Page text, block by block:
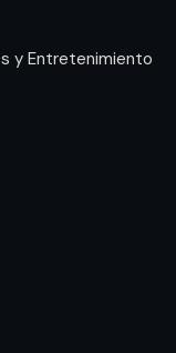
y Entretenimiento